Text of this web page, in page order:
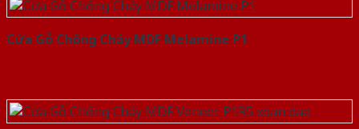
Cửa Gỗ Chống Cháy MDF Melamine P1